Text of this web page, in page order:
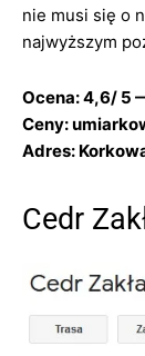
nie musi się o
najwyższym
Ocena: 4,6/ 5
Ceny:
Adres:
Cedr